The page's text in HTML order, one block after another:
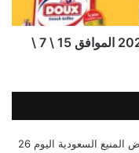
بروشور العثيم الأسبوعي 27 يناير 2024 الموافق 15 \ 7 \